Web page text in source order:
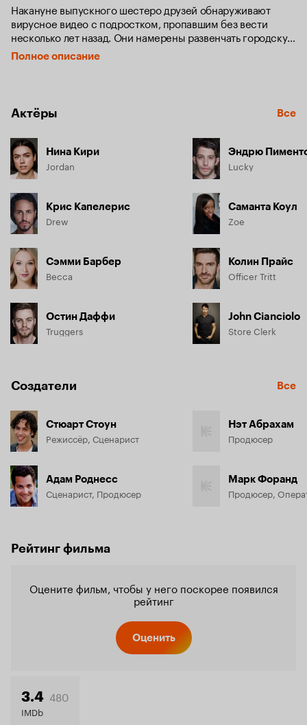
Накануне выпускного шестеро друзей обнаруживают
вирусное видео с подростком, пропавшим без вести
несколько лет назад. Они намерены развенчать городскую
легенду о местном доме с привидениями, который
связывали с этим загадочным событием, однако ночь в
Полное описание
Актёры Все
Нина Кири
Jordan
Крис Капелерис
Drew
Сэмми Барбер
Becca
Остин Даффи
Truggers
Эндрю
Lucky
Саманта Коул
Zoe
Колин Прайс
Officer Tritt
John Cianciolo
Store Clerk
Создатели Все
Стюарт Стоун
Режиссёр, Сценарист
Адам Роднесс
Сценарист, Продюсер
Нэт Абрахам
Продюсер
Марк Форанд
Продюсер,
Рейтинг фильма
Оцените фильм, чтобы у него поскорее появился
рейтинг
Оценить
3.4 480
IMDb